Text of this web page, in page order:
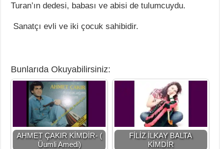
Turan’ın dedesi, babası ve abisi de tulumcuydu.
Sanatçı evli ve iki çocuk sahibidir.
Bunlarıda Okuyabilirsiniz:
AHMET ÇAKIR KİMDİR- (
Üumli Amedi)
FİLİZ İLKAY BALTA
KİMDİR